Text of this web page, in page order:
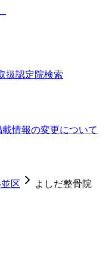
扱認定院検索
載情報の変更について
区 よしだ整骨院